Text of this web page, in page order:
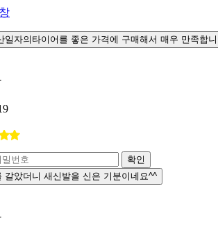
일자의타이어를 좋은 가격에 구매해서 매우 만족합
확인
갈았더니 새신발을 신은 기분이네요^^